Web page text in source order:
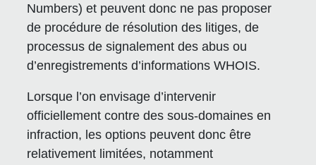
Numbers) et peuvent donc ne pas proposer
de procédure de résolution des litiges, de
processus de signalement des abus ou
d’enregistrements d’informations WHOIS.
Lorsque l’on envisage d’intervenir
officiellement contre des sous-domaines en
infraction, les options peuvent donc être
relativement limitées, notamment